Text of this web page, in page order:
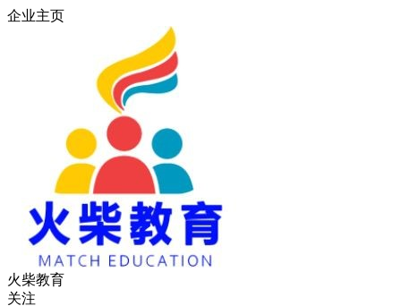
企业主页
火柴教育
关注